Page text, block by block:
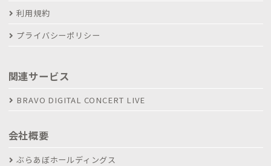
利用規約
プライバシーポリシー
関連サービス
BRAVO DIGITAL CONCERT LIVE
会社概要
ぶらあぼホールディングス